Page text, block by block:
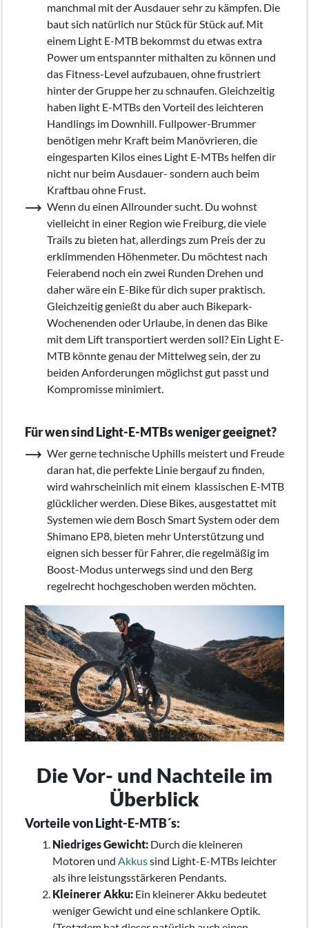
manchmal mit der Ausdauer sehr zu kämpfen. Die
baut sich natürlich nur Stück für Stück auf. Mit
einem Light E-MTB bekommst du etwas extra
Power um entspannter mithalten zu können und
das Fitness-Level aufzubauen, ohne frustriert
hinter der Gruppe her zu schnaufen. Gleichzeitig
haben light E-MTBs den Vorteil des leichteren
Handlings im Downhill. Fullpower-Brummer
benötigen mehr Kraft beim Manövrieren, die
eingesparten Kilos eines Light E-MTBs helfen dir
nicht nur beim Ausdauer- sondern auch beim
Kraftbau ohne Frust.
Wenn du einen Allrounder sucht. Du wohnst
vielleicht in einer Region wie Freiburg, die viele
Trails zu bieten hat, allerdings zum Preis der zu
erklimmenden Höhenmeter. Du möchtest nach
Feierabend noch ein zwei Runden Drehen und
daher wäre ein E-Bike für dich super praktisch.
Gleichzeitig genießt du aber auch Bikepark-
Wochenenden oder Urlaube, in denen das Bike
mit dem Lift transportiert werden soll? Ein Light E-
MTB könnte genau der Mittelweg sein, der zu
beiden Anforderungen möglichst gut passt und
Kompromisse minimiert.
Für wen sind Light-E-MTBs weniger geeignet?
Wer gerne technische Uphills meistert und Freude
daran hat, die perfekte Linie bergauf zu finden,
wird wahrscheinlich mit einem klassischen E-MTB
glücklicher werden. Diese Bikes, ausgestattet mit
Systemen wie dem Bosch Smart System oder dem
Shimano EP8, bieten mehr Unterstützung und
eignen sich besser für Fahrer, die regelmäßig im
Boost-Modus unterwegs sind und den Berg
regelrecht hochgeschoben werden möchten.
Die Vor- und Nachteile im
Überblick
Vorteile von Light-E-MTB´s:
Niedriges Gewicht: Durch die kleineren
Motoren und Akkussind Light-E-MTBs leichter
als ihre leistungsstärkeren Pendants.
Kleinerer Akku: Ein kleinerer Akku bedeutet
weniger Gewicht und eine schlankere Optik.